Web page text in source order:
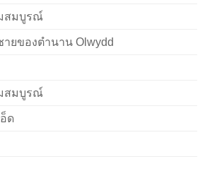
สมบูรณ์
ายของตำนาน Olwydd
สมบูรณ์
ด